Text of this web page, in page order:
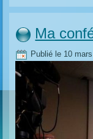
Ma
Publié le 10